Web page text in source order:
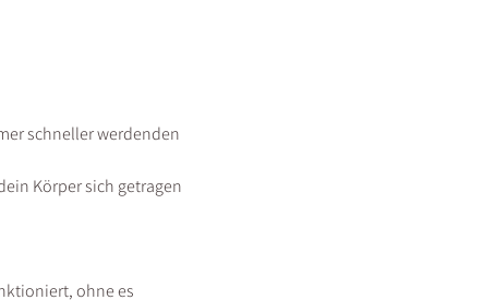
schneller werdenden
Körper sich getragen
ohne es